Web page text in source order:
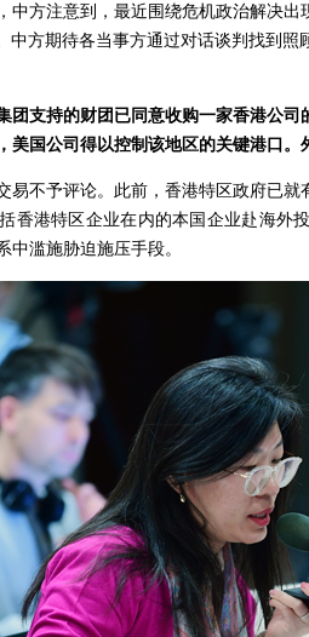
中方注意到，最近围绕危机政治解决
中方期待各当事方通过对话谈判找到
团支持的财团已同意收购一家香港公
美国公司得以控制该地区的关键港口。
易不予评论。此前，香港特区政府已
香港特区企业在内的本国企业赴海外
中滥施胁迫施压手段。